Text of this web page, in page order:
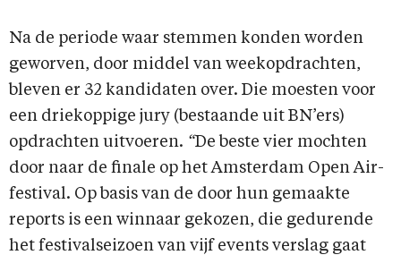
Na de periode waar stemmen konden worden
geworven, door middel van weekopdrachten,
bleven er 32 kandidaten over. Die moesten voor
een driekoppige jury (bestaande uit BN’ers)
opdrachten uitvoeren. “De beste vier mochten
door naar de finale op het Amsterdam Open Air-
festival. Op basis van de door hun gemaakte
reports is een winnaar gekozen, die gedurende
het festivalseizoen van vijf events verslag gaat